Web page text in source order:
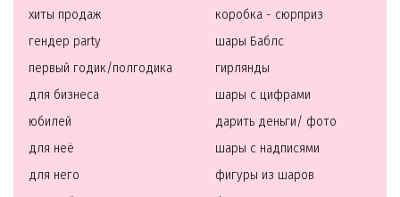
хиты продаж
гендер party
первый годик/полгодика
для бизнеса
юбилей
для неё
для него
коробка - сюрприз
шары Баблс
гирлянды
шары с цифрами
дарить деньги/ фото
шары с надписями
фигуры из шаров